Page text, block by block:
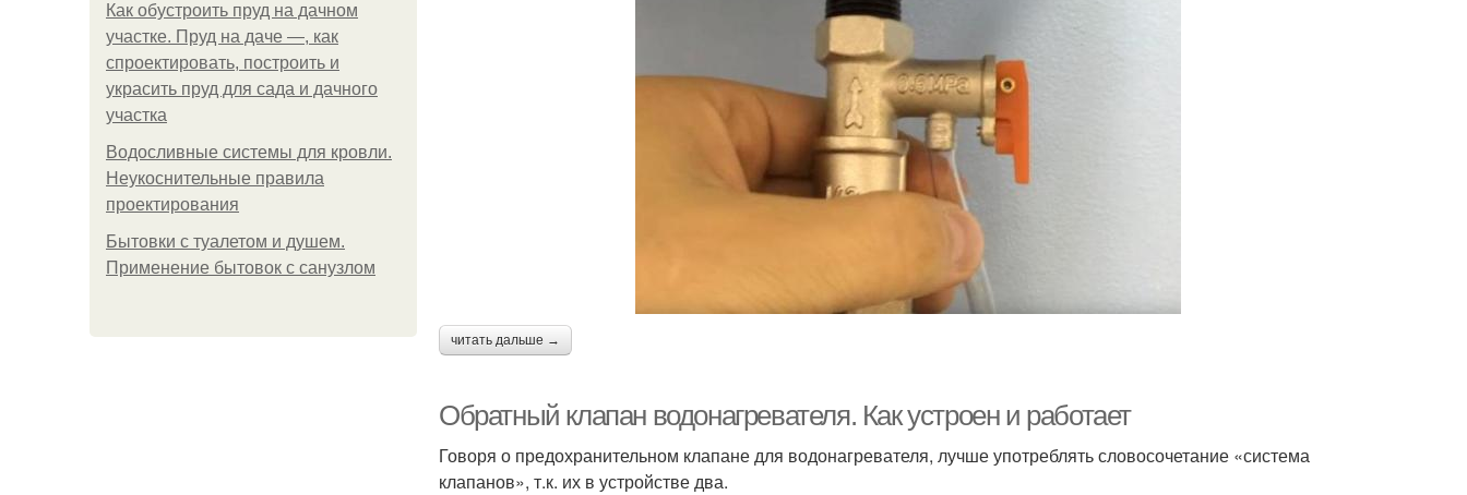
Как обустроить пруд на дачном
участке. Пруд на даче —, как
спроектировать, построить и
украсить пруд для сада и дачного
участка
Водосливные системы для кровли.
Неукоснительные правила
проектирования
Бытовки с туалетом и душем.
Применение бытовок с санузлом
читать дальше →
Обратный клапан водонагревателя. Как устроен и работает
Говоря о предохранительном клапане для водонагревателя, лучше употреблять словосочетание «система
клапанов», т.к. их в устройстве два.